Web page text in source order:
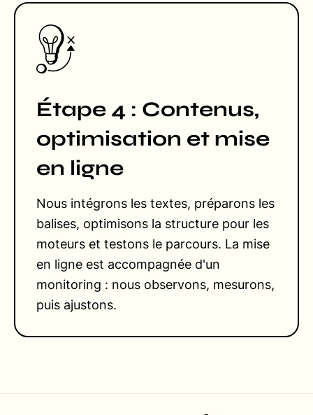
Étape 4 : Contenus,
optimisation et mise
en ligne
Nous intégrons les textes, préparons les
balises, optimisons la structure pour les
moteurs et testons le parcours. La mise
en ligne est accompagnée d'un
monitoring : nous observons, mesurons,
puis ajustons.